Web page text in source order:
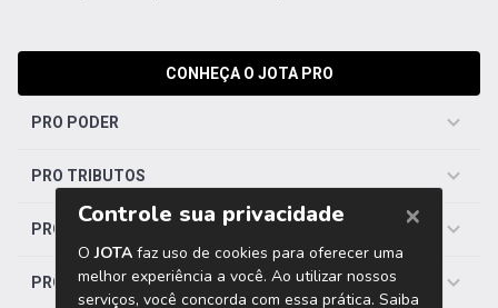
CONHEÇA O JOTA PRO
PRO PODER
PRO TRIBUTOS
PRO TRABALHISTA
PRO SAÚDE